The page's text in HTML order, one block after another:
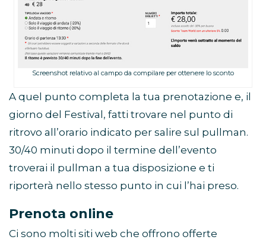
Screenshot relativo al campo da compilare per ottenere lo sconto
A quel punto completa la tua prenotazione e, il
giorno del Festival, fatti trovare nel punto di
ritrovo all’orario indicato per salire sul pullman.
30/40 minuti dopo il termine dell’evento
troverai il pullman a tua disposizione e ti
riporterà nello stesso punto in cui l’hai preso.
Prenota online
Ci sono molti siti web che offrono offerte